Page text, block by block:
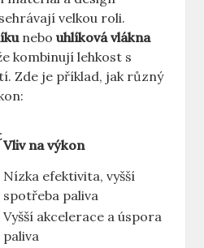
velkou roli.
nebouhlíková vlákna
kombinují lehkost ⁤s
Zde je příklad, jak různý
Vliv na výkon
Nízka efektivita, ​vyšší
spotřeba paliva
Vyšší ⁤akcelerace a úspora
paliva